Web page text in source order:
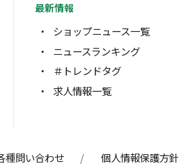
最新情報
ショップニュース一覧
ニュースランキング
＃トレンドタグ
求人情報一覧
種問い合わせ 個人情報保護方針